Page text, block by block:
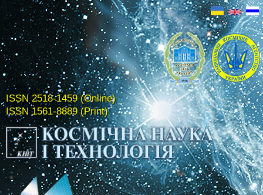
ISSN 2518-1459 (Online)
ISSN 1561-8889 (Print)